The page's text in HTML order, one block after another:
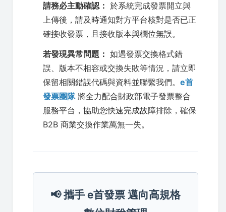
請務必主動確認： 於系統完成發票開立與
上傳後，請及時通知對方平台核對是否已正
確接收發票，且接收版本與欄位無誤。
若發現異常問題： 如遇發票交換格式錯
誤、版本不相容或交換失敗等情況，請立即
保留相關錯誤代碼與資料並聯繫我們。 e首
發票團隊將全力配合財政部電子發票整合
服務平台，協助您快速完成故障排除，確保
B2B 商業交換作業萬無一失。
📢 攜手 e首發票 邁向高規格